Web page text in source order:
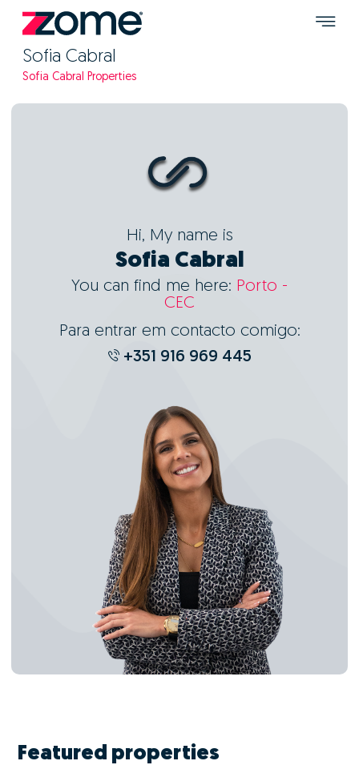
Sofia Cabral
Sofia Cabral Properties
Hi, My name is
Sofia Cabral
You can find me here: Porto -
CEC
Para entrar em contacto comigo:
+351 916 969 445
Featured properties